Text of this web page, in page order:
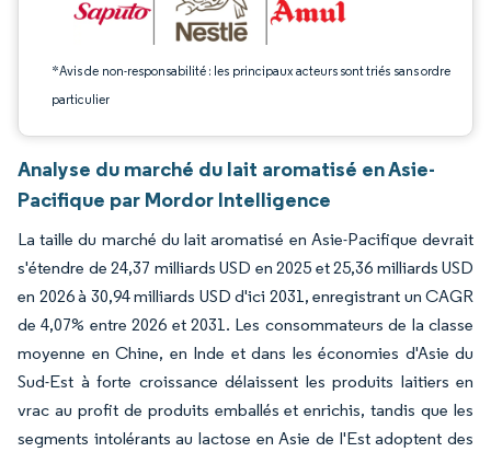
*Avis de non-responsabilité : les principaux acteurs sont triés sans ordre
particulier
Analyse du marché du lait aromatisé en Asie-
Pacifique par Mordor Intelligence
La taille du marché du lait aromatisé en Asie-Pacifique devrait
s'étendre de 24,37 milliards USD en 2025 et 25,36 milliards USD
en 2026 à 30,94 milliards USD d'ici 2031, enregistrant un CAGR
de 4,07% entre 2026 et 2031. Les consommateurs de la classe
moyenne en Chine, en Inde et dans les économies d'Asie du
Sud-Est à forte croissance délaissent les produits laitiers en
vrac au profit de produits emballés et enrichis, tandis que les
segments intolérants au lactose en Asie de l'Est adoptent des